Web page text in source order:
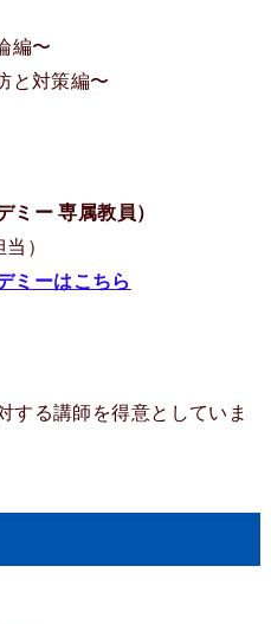
編〜
と対策編〜
ミー 専属教員）
）
ミーはこちら
する講師を得意としていま